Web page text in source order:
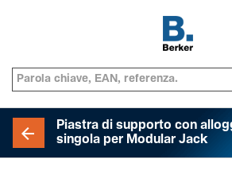
Piastra di supporto con
singola per Modular Jack